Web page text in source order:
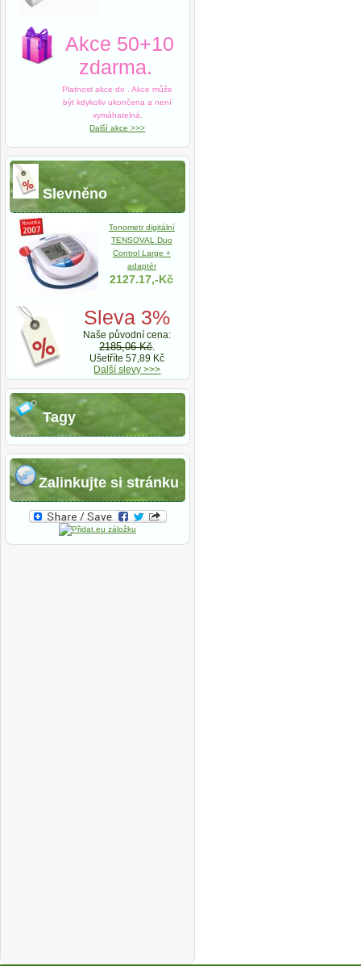
Akce 50+10
zdarma.
Platnost akce do
. Akce může
být kdykoliv ukončena a není
vymáhatelná.
Další akce >>>
Slevněno
Tonometr digitální
TENSOVAL Duo
Control Large +
adaptér
2127.17,-Kč
Sleva 3%
Naše původní cena:
2185,06 Kč.
Ušetříte 57,89 Kč
Další slevy >>>
Tagy
Zalinkujte si stránku